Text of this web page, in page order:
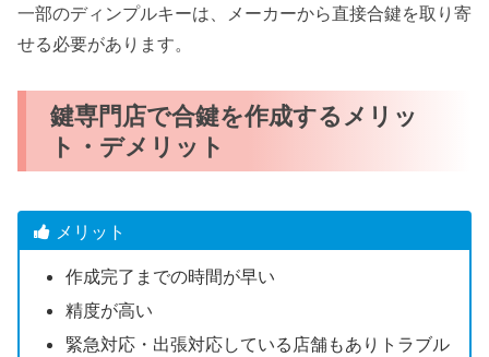
一部のディンプルキーは、メーカーから直接合鍵を取り寄
せる必要があります。
鍵専門店で合鍵を作成するメリッ
ト・デメリット
メリット
作成完了までの時間が早い
精度が高い
緊急対応・出張対応している店舗もありトラブル